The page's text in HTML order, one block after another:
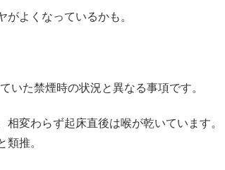
よくなっているかも。
いた禁煙時の状況と異なる事項です。
変わらず起床直後は喉が乾いています。
類推。